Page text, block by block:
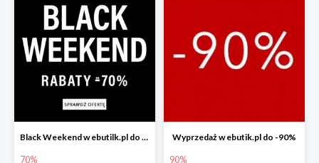
Black Weekend w ebutilk.pl do -70%
70%
Wyprzedaż w ebutik.pl do -90%
90%